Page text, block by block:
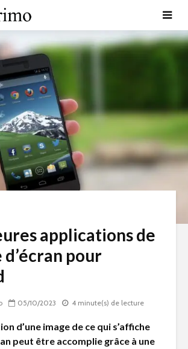
applications de
pour
05/10/2023 4 minute(s) de lecture
d’une image de ce qui s’affiche
peut être accomplie grâce à une